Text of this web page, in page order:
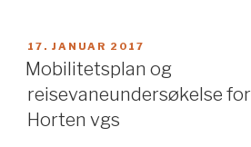
PUBLISERT
17. JANUAR 2017
Mobilitetsplan og
reisevaneundersøkelse for
Horten vgs